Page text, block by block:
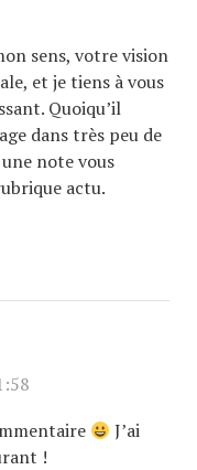
sens, votre vision
et je tiens à vous
Quoiqu’il
dans très peu de
note vous
actu.
J’ai
!